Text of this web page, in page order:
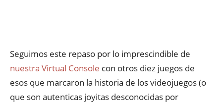
Seguimos este repaso por lo imprescindible de
nuestra Virtual Console con otros diez juegos de
esos que marcaron la historia de los videojuegos (o
que son autenticas joyitas desconocidas por